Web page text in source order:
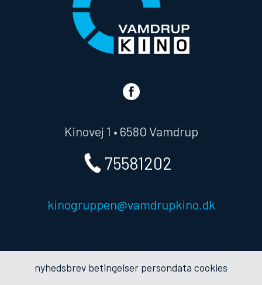
Kinovej 1 • 6580 Vamdrup
75581202
kinogruppen@vamdrupkino.dk
nyhedsbrev betingelser persondata cookies